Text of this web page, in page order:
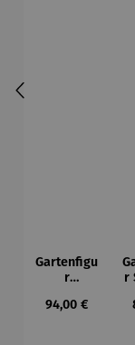
Gartenfigu
r
t Vogel -
Regulärer
94,00 €
r